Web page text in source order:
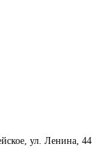
ул. Ленина, 44